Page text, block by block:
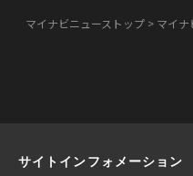
マイナビニューストップ マイナ
サイトインフォメーション